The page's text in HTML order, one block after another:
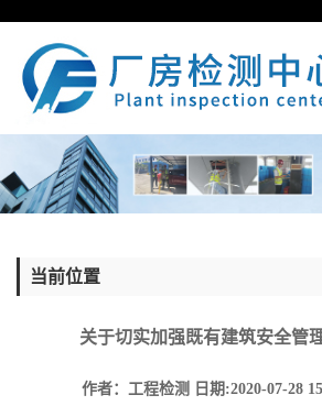
当前位置
关于切实加强既有建筑安全管
作者：工程检测 日期:2020-07-28